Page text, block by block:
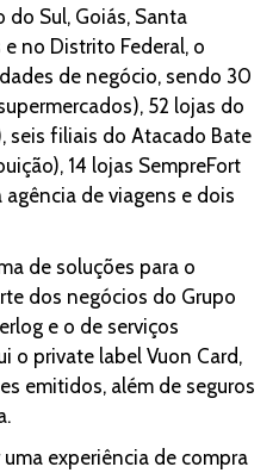
do Sul, Goiás, Santa
e no Distrito Federal, o
de negócio, sendo 30
52 lojas do
seis filiais do Atacado Bate
14 lojas SempreFort
de viagens e dois
de soluções para o
dos negócios do Grupo
e o de serviços
o private label Vuon Card,
emitidos, além de seguros
experiência de compra